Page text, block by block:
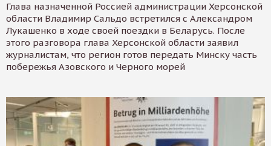
Глава назначенной Россией администрации Херсонской
области Владимир Сальдо встретился с Александром
Лукашенко в ходе своей поездки в Беларусь. После
этого разговора глава Херсонской области заявил
журналистам, что регион готов передать Минску часть
побережья Азовского и Черного морей